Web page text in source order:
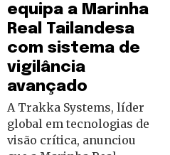
equipa a Marinha
Real Tailandesa
com sistema de
vigilância
avançado
A Trakka Systems, líder
global em tecnologias de
visão crítica, anunciou